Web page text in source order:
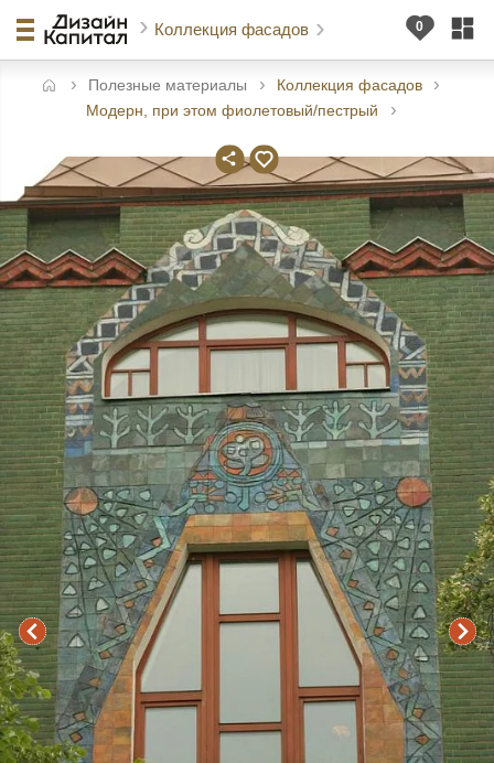
Коллекция фасадов
Полезные материалы
Коллекция фасадов
Модерн, при этом фиолетовый/пестрый